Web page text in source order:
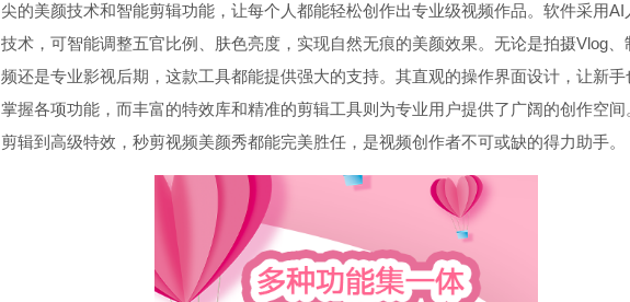
尖的美颜技术和智能剪辑功能，让每个人都能轻松创作出专业级视频作品。软件采用AI
技术，可智能调整五官比例、肤色亮度，实现自然无痕的美颜效果。无论是拍摄Vlog、
频还是专业影视后期，这款工具都能提供强大的支持。其直观的操作界面设计，让新手
掌握各项功能，而丰富的特效库和精准的剪辑工具则为专业用户提供了广阔的创作空间
剪辑到高级特效，秒剪视频美颜秀都能完美胜任，是视频创作者不可或缺的得力助手。